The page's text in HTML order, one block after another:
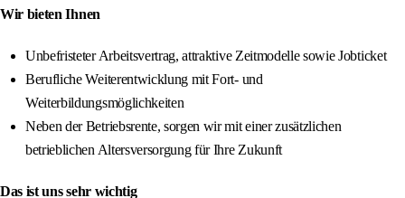
Wir bieten Ihnen
Unbefristeter Arbeitsvertrag, attraktive Zeitmodelle sowie Jobticket
Berufliche Weiterentwicklung mit Fort- und
Weiterbildungsmöglichkeiten
Neben der Betriebsrente, sorgen wir mit einer zusätzlichen
betrieblichen Altersversorgung für Ihre Zukunft
Das ist uns sehr wichtig